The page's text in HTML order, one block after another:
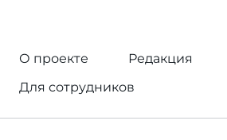
О проекте
Редакция
Для сотрудников